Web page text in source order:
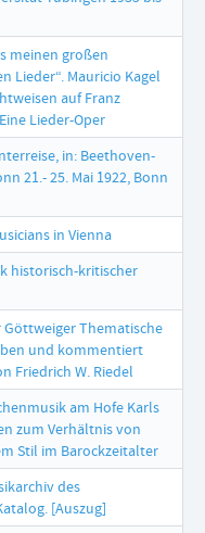
meinen großen
Lieder“. Mauricio Kagel
auf Franz
Lieder-Oper
in: Beethoven-
21.- 25. Mai 1922, Bonn
in Vienna
historisch-kritischer
Göttweiger Thematische
und kommentiert
Friedrich W. Riedel
am Hofe Karls
zum Verhältnis von
Stil im Barockzeitalter
des
[Auszug]